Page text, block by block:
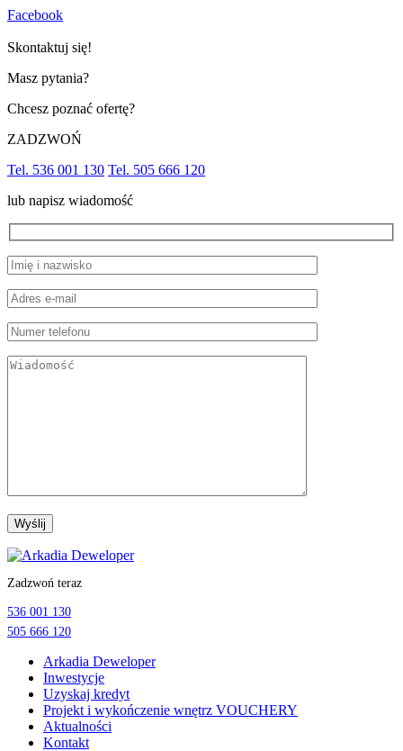
Facebook
Skontaktuj się!
Masz pytania?
Chcesz poznać ofertę?
ZADZWOŃ
Tel. 536 001 130 Tel. 505 666 120
lub napisz wiadomość
Przejdź
treści
Zadzwoń teraz
536 001 130
505 666 120
Arkadia Deweloper
Inwestycje
Uzyskaj kredyt
Projekt i wykończenie wnętrz VOUCHERY
Aktualności
Kontakt